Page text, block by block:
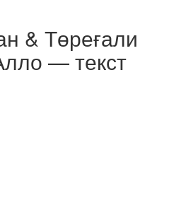
& Төреғали
— текст